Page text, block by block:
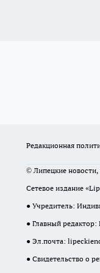
Редакционная
© Липецкие новости,
Сетевое издание
● Учредитель:
● Главный
● Эл.почта:
● Свидетельство о